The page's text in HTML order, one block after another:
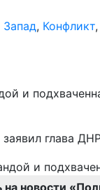
Запад, Конфликт,
и
глава